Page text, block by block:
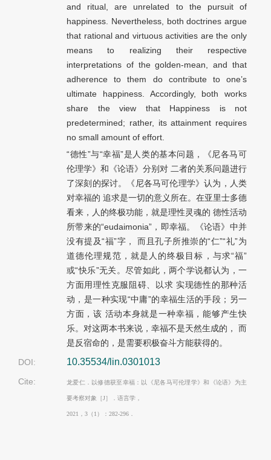
and ritual, are unrelated to the pursuit of
happiness. Nevertheless, both doctrines argue
that rational and virtuous activities are the only
means to realizing their respective
interpretations of the golden-mean, and that
adherence to them do contribute to one’s
ultimate happiness. Accordingly, both works
share the view that Happiness is not
predetermined; rather, its attainment requires
no small amount of effort.
“德性”与“幸福”是人类的基本问题，《尼各马可
伦理学》和《论语》分别对 二者的关系问题进行
了深刻的探讨。《尼各马可伦理学》认为，人类
对幸福的 追求是一切的意义所在。在亚里士多德
看来，人的终极功能，就是理性灵魂的 德性活动
所带来的“eudaimonia”，即幸福。《论语》中并
没有提及“福”字， 而且孔子所推崇的“仁”“礼”为
道德伦理规范，就是人的终极目标，与求“福”
或“快乐”无关。尽管如此，两个学说都认为，一
方面用理性克服阻碍、以求 实现德性的那种活
动，是一种实现“中庸”的幸福生活的手段；另一
方面，该 活动本身就是一种幸福，能够产生快
乐。对这两本书来说，幸福不是天然生成的， 而
是反宿命的，是需要积极奋斗方能获得的。
DOI:
10.35534/lin.0301013
Cite: 龙爱仁．以修德获至幸福：以《尼各马可伦理学》和《论语》为主
要考察对象［J］．语言学，
2021，3（1）：282-296．